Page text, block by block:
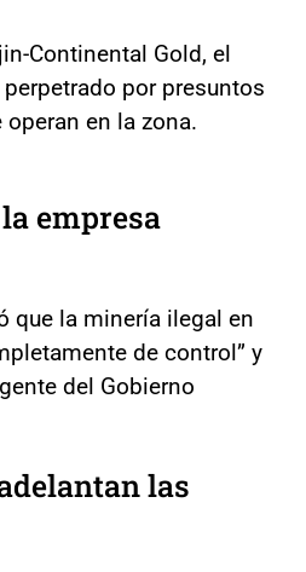
Continental Gold, el
por presuntos
en la zona.
empresa
que la minería ilegal en
de control” y
del Gobierno
las